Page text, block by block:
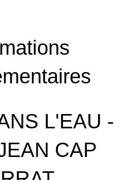
L'EAU -
CAP